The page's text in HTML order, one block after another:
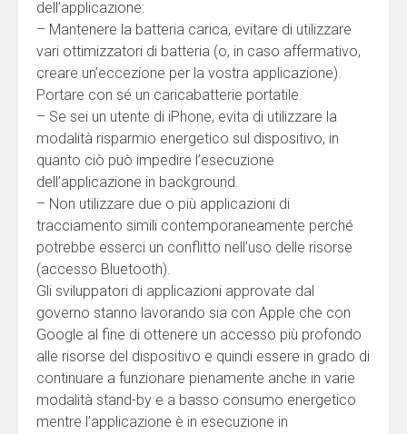
dell’applicazione:
– Mantenere la batteria carica, evitare di utilizzare
vari ottimizzatori di batteria (o, in caso affermativo,
creare un’eccezione per la vostra applicazione).
Portare con sé un caricabatterie portatile.
– Se sei un utente di iPhone, evita di utilizzare la
modalità risparmio energetico sul dispositivo, in
quanto ciò può impedire l’esecuzione
dell’applicazione in background.
– Non utilizzare due o più applicazioni di
tracciamento simili contemporaneamente perché
potrebbe esserci un conflitto nell’uso delle risorse
(accesso Bluetooth).
Gli sviluppatori di applicazioni approvate dal
governo stanno lavorando sia con Apple che con
Google al fine di ottenere un accesso più profondo
alle risorse del dispositivo e quindi essere in grado di
continuare a funzionare pienamente anche in varie
modalità stand-by e a basso consumo energetico
mentre l’applicazione è in esecuzione in